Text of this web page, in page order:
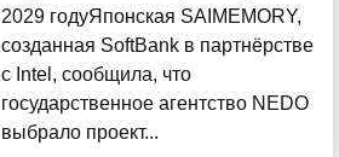
2029 годуЯпонская SAIMEMORY,
созданная SoftBank в партнёрстве
с Intel, сообщила, что
государственное агентство NEDO
выбрало проект...